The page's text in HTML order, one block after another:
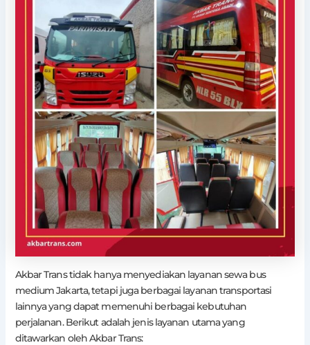
Akbar Trans tidak hanya menyediakan layanan sewa bus
medium Jakarta, tetapi juga berbagai layanan transportasi
lainnya yang dapat memenuhi berbagai kebutuhan
perjalanan. Berikut adalah jenis layanan utama yang
ditawarkan oleh Akbar Trans: